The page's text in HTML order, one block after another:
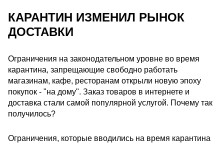
КАРАНТИН ИЗМЕНИЛ РЫНОК
ДОСТАВКИ
Ограничения на законодательном уровне во время
карантина, запрещающие свободно работать
магазинам, кафе, ресторанам открыли новую эпоху
покупок - "на дому". Заказ товаров в интернете и
доставка стали самой популярной услугой. Почему так
получилось?
Ограничения, которые вводились на время карантина